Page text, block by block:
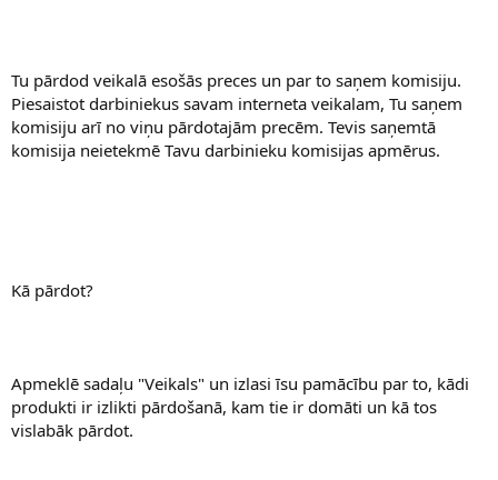
Tu pārdod veikalā esošās preces un par to saņem komisiju.
Piesaistot darbiniekus savam interneta veikalam, Tu saņem
komisiju arī no viņu pārdotajām precēm. Tevis saņemtā
komisija neietekmē Tavu darbinieku komisijas apmērus.
Kā pārdot?
Apmeklē sadaļu "Veikals" un izlasi īsu pamācību par to, kādi
produkti ir izlikti pārdošanā, kam tie ir domāti un kā tos
vislabāk pārdot.